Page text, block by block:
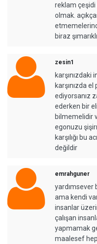
reklam
olmak.
biraz
zesin1
karşınızdaki
karşınızda
ediyorsanız
ederken bir
bilmemelidir
egonuzu
karşılığı bu
değildir
emrahguner
yardımsever
ama kendi
insanlar
çalışan
yapmamak
maalesef